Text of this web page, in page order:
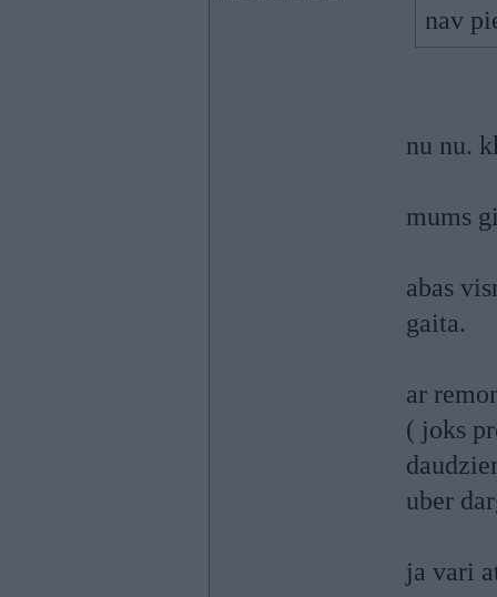
nav
nu nu.
mums
abas
gaita.
ar
( joks
uber
ja vari